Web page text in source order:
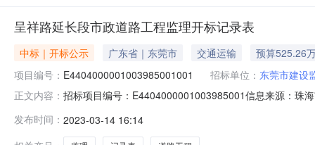
呈祥路延长段市政道路工程监理开标记录表
中标｜开标公示 广东省｜东莞市 交通运输
预算525.26
项目编号： E4404000001003985001001 招标单位： 东莞市建设
正文内容： 招标项目编号：E4404000001003985001信息来源：珠
工程监理序号投标人名称是否进入资格审查1东莞市建设
发布时间： 2023-03-14 16:14